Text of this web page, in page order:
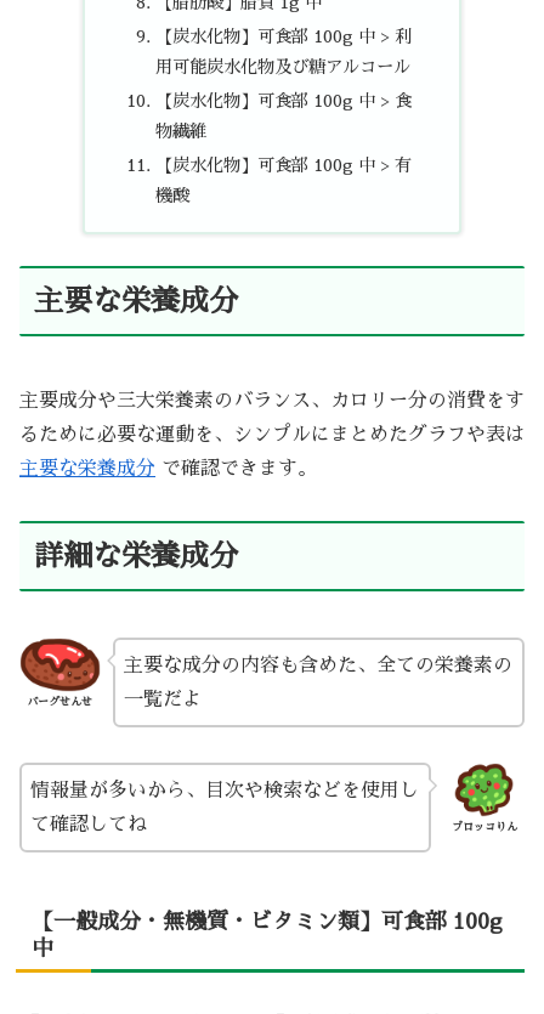
【炭水化物】可食部 100g 中 > 利
用可能炭水化物及び糖アルコール
【炭水化物】可食部 100g 中 > 食
物繊維
【炭水化物】可食部 100g 中 > 有
機酸
主要な栄養成分
主要成分や三大栄養素のバランス、カロリー分の消費をす
るために必要な運動を、シンプルにまとめたグラフや表は
主要な栄養成分 で確認できます。
詳細な栄養成分
バーグせんせ
主要な成分の内容も含めた、全ての栄養素の
一覧だよ
ブロッコりん
情報量が多いから、目次や検索などを使用し
て確認してね
【一般成分・無機質・ビタミン類】可食部 100g
中